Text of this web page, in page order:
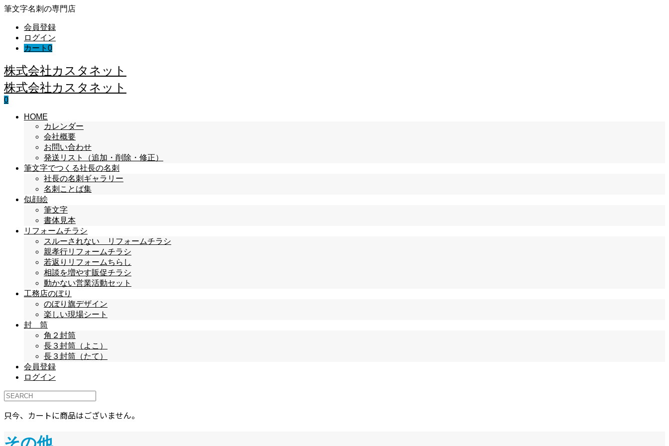
筆文字名刺の専門店
会員登録
ログイン
カート 0
株式会社カスタネット
株式会社カスタネット
0
HOME
カレンダー
会社概要
お問い合わせ
発送リスト（追加・削除・修正）
筆文字でつくる社長の名刺
社長の名刺ギャラリー
名刺ことば集
似顔絵
筆文字
書体見本
リフォームチラシ
スルーされない リフォームチラシ
親孝行リフォームチラシ
若返りリフォームちらし
相談を増やす販促チラシ
動かない営業活動セット
工務店のぼり
のぼり旗デザイン
楽しい現場シート
封 筒
角２封筒
長３封筒（よこ）
長３封筒（たて）
会員登録
ログイン
只今、カートに商品はございません。